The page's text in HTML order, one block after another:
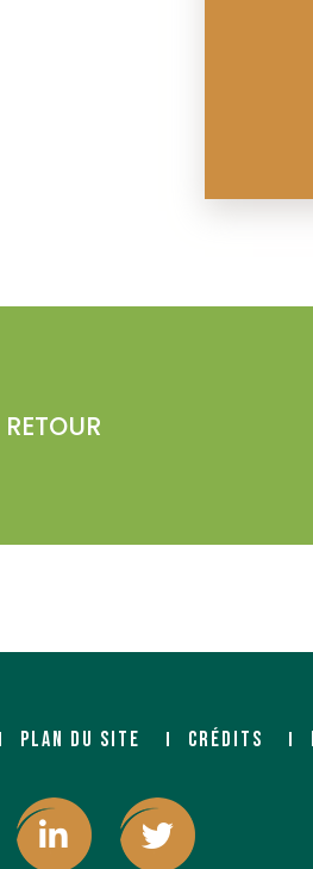
RETOUR
PLAN DU SITE CRÉDITS